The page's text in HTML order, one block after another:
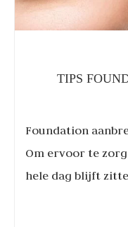
TIPS
Foundation
Om ervoor te
hele dag blijft